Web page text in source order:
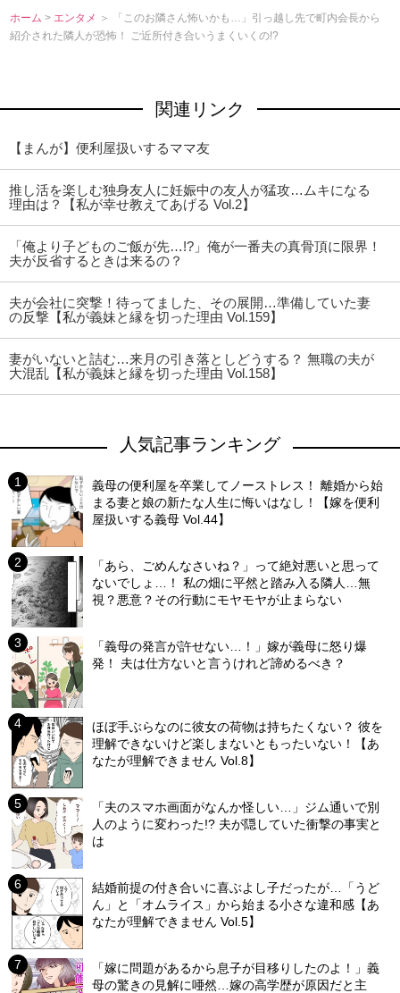
ホーム > エンタメ ＞ 「このお隣さん怖いかも…」引っ越し先で町内会長から
紹介された隣人が恐怖！ ご近所付き合いうまくいくの!?
関連リンク
【まんが】便利屋扱いするママ友
推し活を楽しむ独身友人に妊娠中の友人が猛攻…ムキになる
理由は？【私が幸せ教えてあげる Vol.2】
「俺より子どものご飯が先…!?」俺が一番夫の真骨頂に限界！
夫が反省するときは来るの？
夫が会社に突撃！待ってました、その展開…準備していた妻
の反撃【私が義妹と縁を切った理由 Vol.159】
妻がいないと詰む…来月の引き落としどうする？ 無職の夫が
大混乱【私が義妹と縁を切った理由 Vol.158】
人気記事ランキング
義母の便利屋を卒業してノーストレス！ 離婚から始
まる妻と娘の新たな人生に悔いはなし！【嫁を便利
屋扱いする義母 Vol.44】
「あら、ごめんなさいね？」って絶対悪いと思って
ないでしょ…！ 私の畑に平然と踏み入る隣人…無
視？悪意？その行動にモヤモヤが止まらない
「義母の発言が許せない…！」嫁が義母に怒り爆
発！ 夫は仕方ないと言うけれど諦めるべき？
ほぼ手ぶらなのに彼女の荷物は持ちたくない？ 彼を
理解できないけど楽しまないともったいない！【あ
なたが理解できません Vol.8】
「夫のスマホ画面がなんか怪しい…」ジム通いで別
人のように変わった!? 夫が隠していた衝撃の事実と
は
結婚前提の付き合いに喜ぶよし子だったが…「うど
ん」と「オムライス」から始まる小さな違和感【あ
なたが理解できません Vol.5】
「嫁に問題があるから息子が目移りしたのよ！」義
母の驚きの見解に唖然…嫁の高学歴が原因だと主